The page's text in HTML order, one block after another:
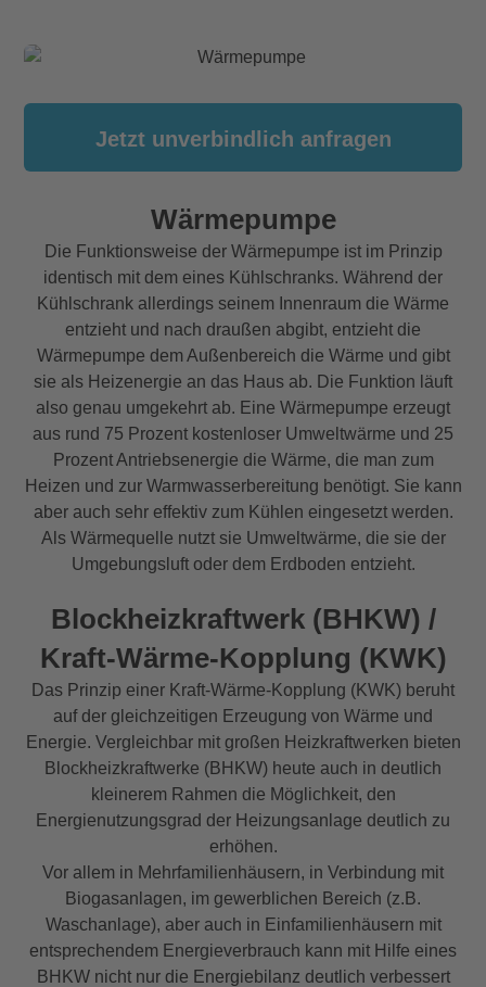
Jetzt unverbindlich anfragen
Wärmepumpe
Die Funktionsweise der Wärmepumpe ist im Prinzip
identisch mit dem eines Kühlschranks. Während der
Kühlschrank allerdings seinem Innenraum die Wärme
entzieht und nach draußen abgibt, entzieht die
Wärmepumpe dem Außenbereich die Wärme und gibt
sie als Heizenergie an das Haus ab. Die Funktion läuft
also genau umgekehrt ab. Eine Wärmepumpe erzeugt
aus rund 75 Prozent kostenloser Umweltwärme und 25
Prozent Antriebsenergie die Wärme, die man zum
Heizen und zur Warmwasserbereitung benötigt. Sie kann
aber auch sehr effektiv zum Kühlen eingesetzt werden.
Als Wärmequelle nutzt sie Umweltwärme, die sie der
Umgebungsluft oder dem Erdboden entzieht.
Blockheizkraftwerk (BHKW) /
Kraft-Wärme-Kopplung (KWK)
Das Prinzip einer Kraft-Wärme-Kopplung (KWK) beruht
auf der gleichzeitigen Erzeugung von Wärme und
Energie. Vergleichbar mit großen Heizkraftwerken bieten
Blockheizkraftwerke (BHKW) heute auch in deutlich
kleinerem Rahmen die Möglichkeit, den
Energienutzungsgrad der Heizungsanlage deutlich zu
erhöhen.
Vor allem in Mehrfamilienhäusern, in Verbindung mit
Biogasanlagen, im gewerblichen Bereich (z.B.
Waschanlage), aber auch in Einfamilienhäusern mit
entsprechendem Energieverbrauch kann mit Hilfe eines
BHKW nicht nur die Energiebilanz deutlich verbessert